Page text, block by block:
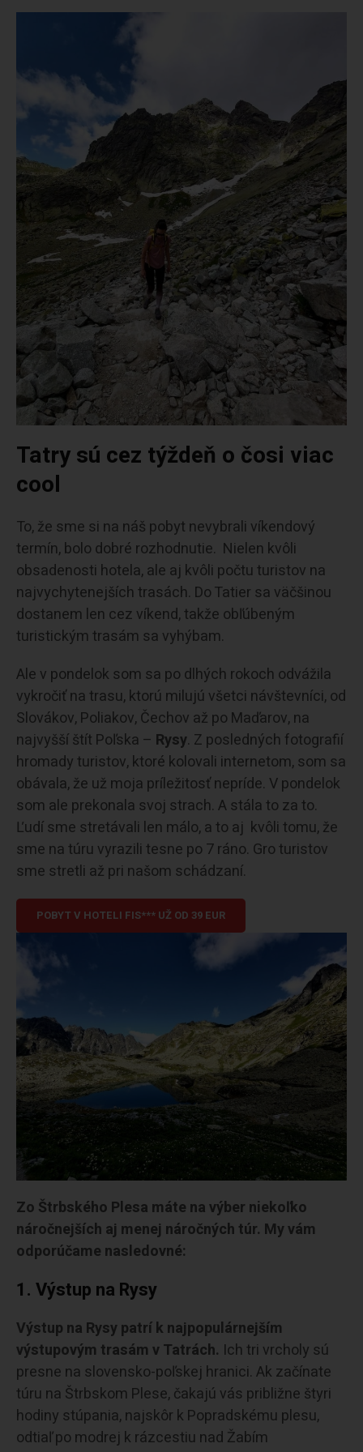
Tatry sú cez týždeň o čosi viac
cool
To, že sme si na náš pobyt nevybrali víkendový
termín, bolo dobré rozhodnutie. Nielen kvôli
obsadenosti hotela, ale aj kvôli počtu turistov na
najvychytenejších trasách. Do Tatier sa väčšinou
dostanem len cez víkend, takže obľúbeným
turistickým trasám sa vyhýbam.
Ale v pondelok som sa po dlhých rokoch odvážila
vykročiť na trasu, ktorú milujú všetci návštevníci, od
Slovákov, Poliakov, Čechov až po Maďarov, na
najvyšší štít Poľska – Rysy. Z posledných fotografií
hromady turistov, ktoré kolovali internetom, som sa
obávala, že už moja príležitosť nepríde. V pondelok
som ale prekonala svoj strach. A stála to za to.
Ľudí sme stretávali len málo, a to aj kvôli tomu, že
sme na túru vyrazili tesne po 7 ráno. Gro turistov
sme stretli až pri našom schádzaní.
POBYT V HOTELI FIS*** UŽ OD 39 EUR
Zo Štrbského Plesa máte na výber niekoľko
náročnejších aj menej náročných túr. My vám
odporúčame nasledovné:
1. Výstup na Rysy
Výstup na Rysy patrí k najpopulárnejším
výstupovým trasám v Tatrách. Ich tri vrcholy sú
presne na slovensko-poľskej hranici. Ak začínate
túru na Štrbskom Plese, čakajú vás približne štyri
hodiny stúpania, najskôr k Popradskému plesu,
odtiaľ po modrej k rázcestiu nad Žabím